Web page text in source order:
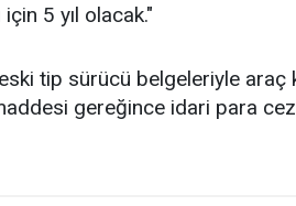
için 5 yıl olacak."
tip sürücü belgeleriyle araç
gereğince idari para